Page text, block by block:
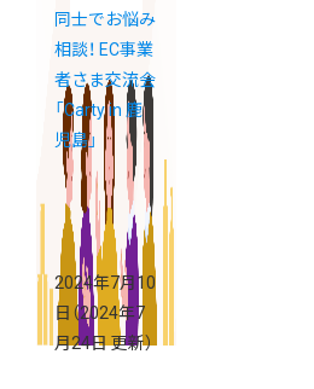
同士でお悩み
相談！ EC事業
者さま交流会
「Carty in 鹿
児島」
2024年7月10
日 （2024年7
月24日 更新）